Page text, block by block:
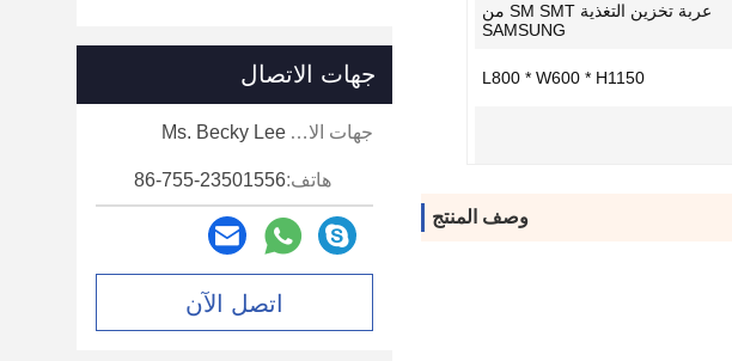
عربة تخزين التغذية SM SMT من
SAMSUNG
L800 * W600 * H1150
وصف المنتج
جهات الاتصال
جهات الاتصال: Ms. Becky Lee
هاتف:86-755-23501556
اتصل الآن